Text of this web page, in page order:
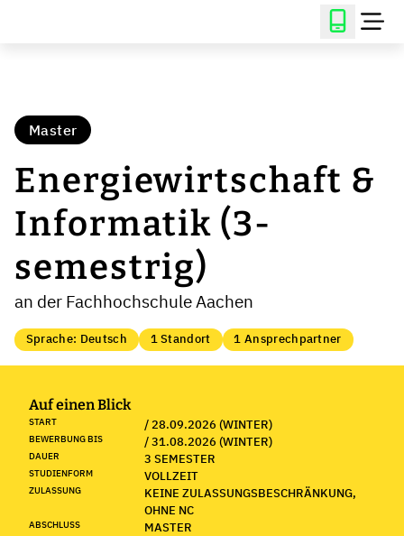
Master
Energiewirtschaft &
Informatik (3-
semestrig)
an der Fachhochschule Aachen
Sprache: Deutsch 1 Standort 1 Ansprechpartner
Auf einen Blick
START / 28.09.2026 (WINTER)
BEWERBUNG BIS / 31.08.2026 (WINTER)
DAUER 3 SEMESTER
STUDIENFORM VOLLZEIT
ZULASSUNG
KEINE ZULASSUNGSBESCHRÄNKUNG,
OHNE NC
ABSCHLUSS MASTER